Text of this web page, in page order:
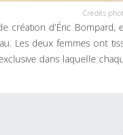
Crédits
création d’Éric
Les deux femmes ont
dans laquelle